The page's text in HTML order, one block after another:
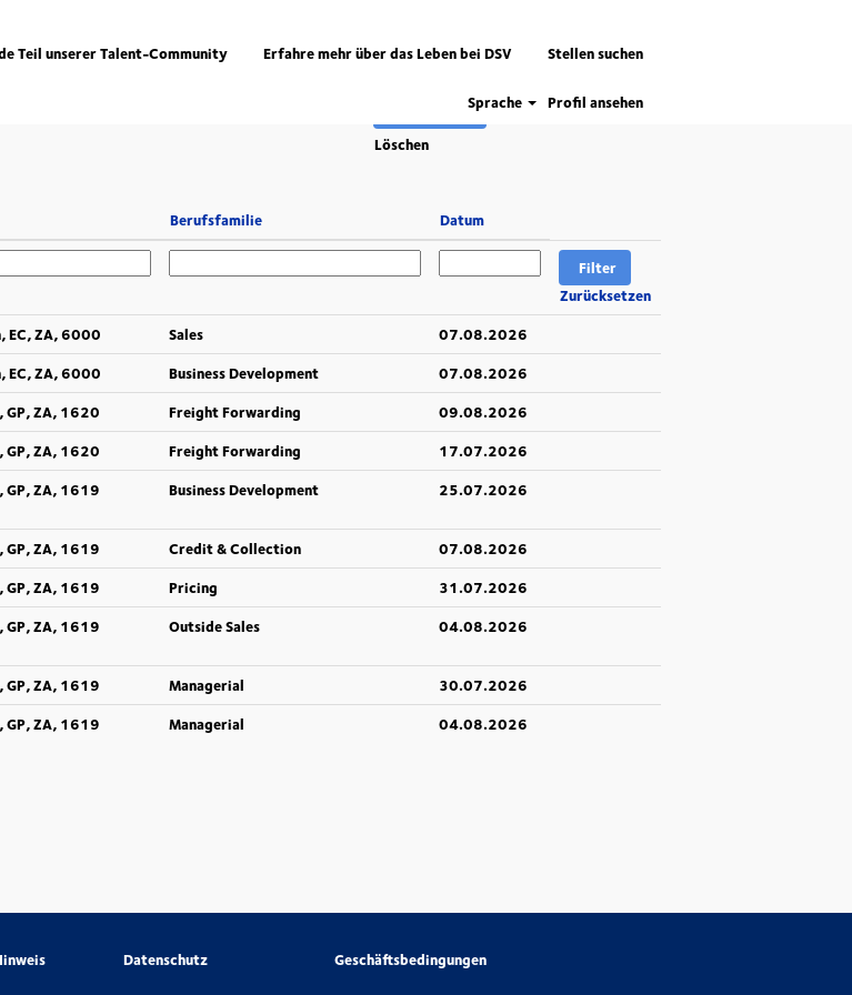
Teil unserer Talent-Community Erfahre mehr über das Leben bei DSV Stellen suchen
Sprache Profil ansehen
Löschen
Berufsfamilie Datum
Zurücksetzen
EC, ZA, 6000 Sales
07.08.2026
EC, ZA, 6000 Business Development
07.08.2026
GP, ZA, 1620 Freight Forwarding
09.08.2026
GP, ZA, 1620 Freight Forwarding
17.07.2026
GP, ZA, 1619 Business Development 25.07.2026
GP, ZA, 1619 Credit & Collection
07.08.2026
GP, ZA, 1619 Pricing
31.07.2026
GP, ZA, 1619 Outside Sales 04.08.2026
GP, ZA, 1619 Managerial
30.07.2026
GP, ZA, 1619 Managerial 04.08.2026
Datenschutz Geschäftsbedingungen